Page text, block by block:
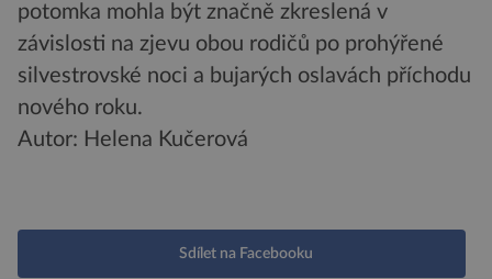
potomka mohla být značně zkreslená v
závislosti na zjevu obou rodičů po prohýřené
silvestrovské noci a bujarých oslavách příchodu
nového roku.
Autor: Helena Kučerová
Sdílet na Facebooku